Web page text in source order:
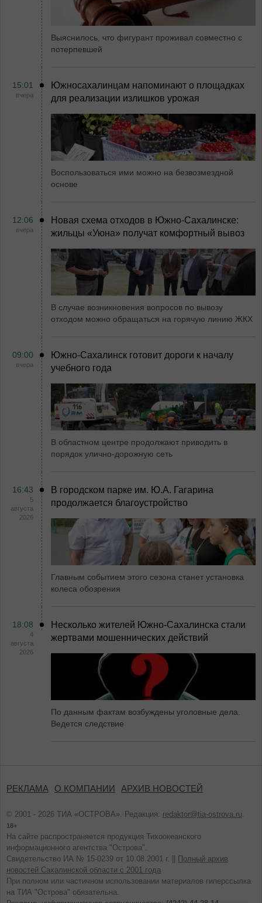
Выяснилось, что фигурант проживал совместно с
потерпевшей
15:01
вчера
Южносахалинцам напоминают о площадках
для реализации излишков урожая
Воспользоваться ими можно на безвозмездной
основе
12:06
вчера
Новая схема отходов в Южно-Сахалинске:
жильцы «Уюна» получат комфортный вывоз
В случае возникновения вопросов по вывозу
отходом можно обращаться на горячую линию ЖКХ
09:00
вчера
Южно-Сахалинск готовит дороги к началу
учебного года
В областном центре продолжают приводить в
порядок улично-дорожную сеть
16:43
5
августа
2026
В городском парке им. Ю.А. Гагарина
продолжается благоустройство
Главным событием этого сезона станет установка
колеса обозрения
18:08
4
августа
2026
Несколько жителей Южно-Сахалинска стали
жертвами мошеннических действий
По данным фактам возбуждены уголовные дела.
Ведется следствие
РЕКЛАМА О КОМПАНИИ АРХИВ НОВОСТЕЙ
© 2001 - 2026 ТИА «ОСТРОВА». Редакция: redaktor@tia-ostrova.ru.
18+
На сайте распространяется продукция Тихоокеанского
информационного агентства "Острова".
Свидетельство ИА № 15-0239 от 10.08.2001 г. ||
Полный архив
новостей Сахалинской области с 2001 года
При полном или частичном использовании материалов гиперссылка
на ТИА "Острова" обязательна.